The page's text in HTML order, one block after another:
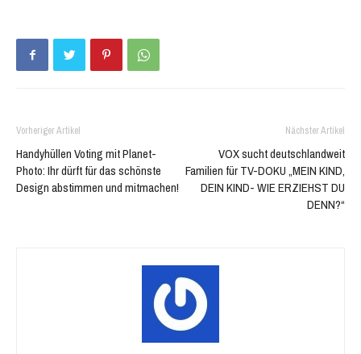
Vorheriger Artikel
Handyhüllen Voting mit Planet-
Photo: Ihr dürft für das schönste
Design abstimmen und mitmachen!
Nächster Artikel
VOX sucht deutschlandweit
Familien für TV-DOKU „MEIN KIND,
DEIN KIND- WIE ERZIEHST DU
DENN?“